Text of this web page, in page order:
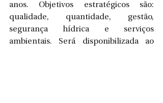
anos. Objetivos estratégicos são:
qualidade, quantidade, gestão,
segurança hídrica e serviços
ambientais. Será disponibilizada ao